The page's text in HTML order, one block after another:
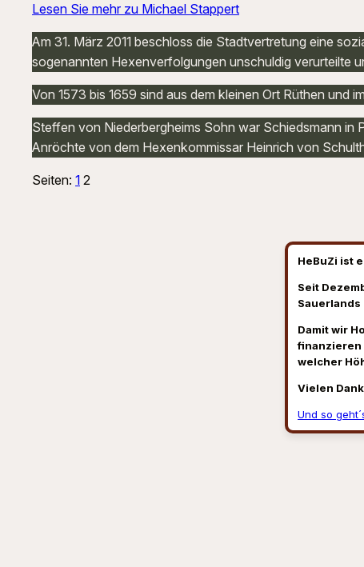
Lesen Sie mehr zu Michael Stappert
Am 31. März 2011 beschloss die Stadtvertretung eine
sogenannten Hexenverfolgungen unschuldig verurteilte
Von 1573 bis 1659 sind aus dem kleinen Ort Rüthen
Steffen von Niederbergheims Sohn war Schiedsmann in
Anröchte von dem Hexenkommissar Heinrich von
Seiten: 1 2
HeBuZi ist
Seit
Damit wir
finanzieren
welcher
Vielen
Und so